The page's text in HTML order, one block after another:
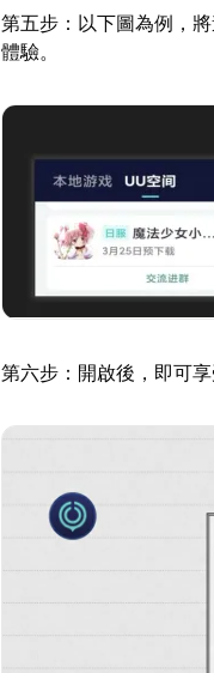
第五步：以下圖為例，
體驗。
第六步：開啟後，即可